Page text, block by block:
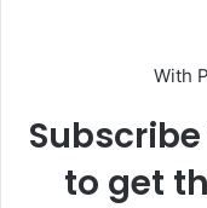
With
to get